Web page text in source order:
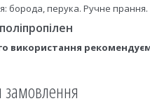
борода, перука. Ручне прання.
використання
замовлення